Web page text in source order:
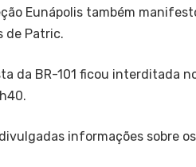
Eunápolis também
de Patric.
da BR-101 ficou interditada
informações sobre